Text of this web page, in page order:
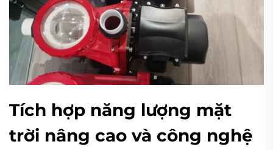
Tích hợp năng lượng mặt
trời nâng cao và công nghệ